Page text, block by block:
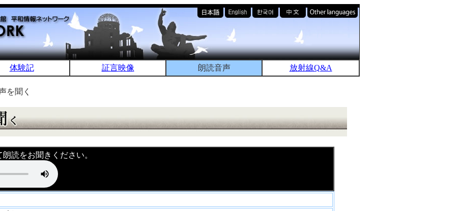
体験記 証言映像 朗読音声 放射線Q&A
を聞く
読をお聞きください。